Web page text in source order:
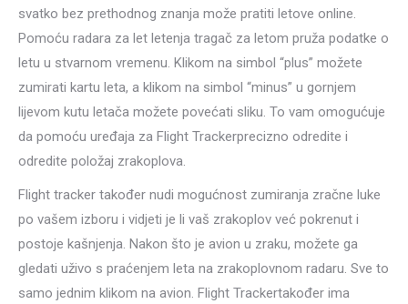
svatko bez prethodnog znanja može pratiti letove online.
Pomoću radara za let letenja tragač za letom pruža podatke o
letu u stvarnom vremenu. Klikom na simbol “plus” možete
zumirati kartu leta, a klikom na simbol “minus” u gornjem
lijevom kutu letača možete povećati sliku. To vam omogućuje
da pomoću uređaja za Flight Trackerprecizno odredite i
odredite položaj zrakoplova.
Flight tracker također nudi mogućnost zumiranja zračne luke
po vašem izboru i vidjeti je li vaš zrakoplov već pokrenut i
postoje kašnjenja. Nakon što je avion u zraku, možete ga
gledati uživo s praćenjem leta na zrakoplovnom radaru. Sve to
samo jednim klikom na avion. Flight Trackertakođer ima